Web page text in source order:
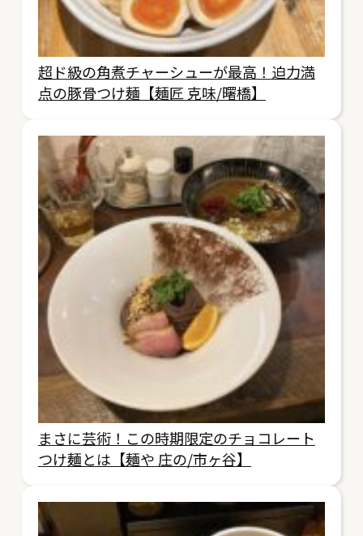
超ド級の角煮チャーシューが最高！迫力満
点の豚骨つけ麺【麺匠 克味/曙橋】
まさに芸術！この時期限定のチョコレート
つけ麺とは【麺や 庄の/市ヶ谷】